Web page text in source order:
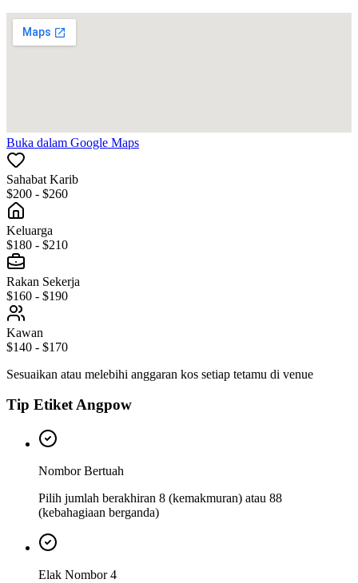
Buka dalam Google Maps
Sahabat Karib
$200 - $260
Keluarga
$180 - $210
Rakan Sekerja
$160 - $190
Kawan
$140 - $170
Sesuaikan atau melebihi anggaran kos setiap tetamu di venue
Tip Etiket Angpow
Nombor Bertuah
Pilih jumlah berakhiran 8 (kemakmuran) atau 88
(kebahagiaan berganda)
Elak Nombor 4